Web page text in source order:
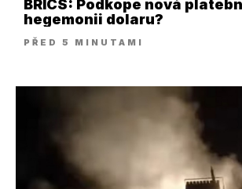
BRICS: Podkope nová
hegemonii dolaru?
PŘED 5 MINUTAMI